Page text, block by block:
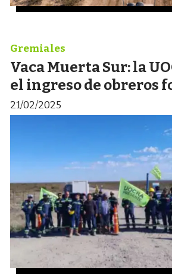
Vaca Muerta Sur: la
el ingreso de obreros
Gremiales
21/02/2025